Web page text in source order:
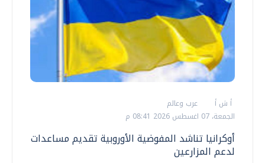
أ ش أ
عرب وعالم
الجمعة، 07 اغسطس 2026 08:41 م
أوكرانيا تناشد المفوضية الأوروبية تقديم مساعدات
لدعم المزارعين